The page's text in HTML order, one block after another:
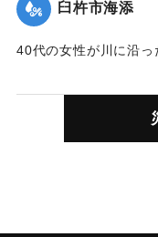
臼杵市海添
40代の女性が川に沿
ル下の海添川に流され
【出典：大分合同新